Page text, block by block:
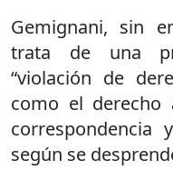
Gemignani, sin
trata de una
“violación de
como el derecho
correspondencia
según se